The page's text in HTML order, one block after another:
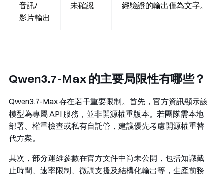
音訊/
影片輸出
未確認 經驗證的輸出僅為文字。
Qwen3.7-Max 的主要局限性有哪些？
Qwen3.7-Max 存在若干重要限制。首先，官方資訊顯示該
模型為專屬 API 服務，並非開源權重版本。若團隊需本地
部署、權重檢查或私有自託管，建議優先考慮開源權重替
代方案。
其次，部分運維參數在官方文件中尚未公開，包括知識截
止時間、速率限制、微調支援及結構化輸出等，生產前務